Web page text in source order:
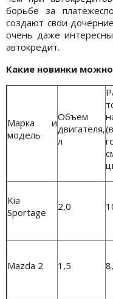
борьбе за
создают свои
очень даже
автокредит.
Какие новинки
Марка и
модель
Объем
двигателя,
л
(в
Kia
Sportage
2,0
Mazda 2 1,5